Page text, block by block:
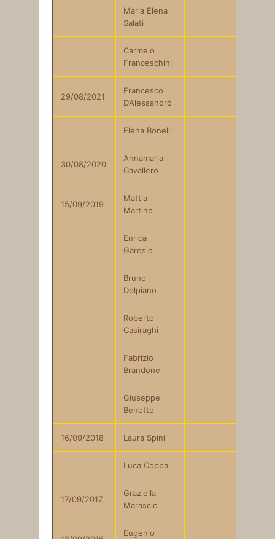
Maria Elena
Salati
Carmelo
Franceschini
29/08/2021
Francesco
D’Alessandro
Elena Bonelli
30/08/2020
Annamaria
Cavallero
15/09/2019
Mattia
Martino
Enrica
Garesio
Bruno
Delpiano
Roberto
Casiraghi
Fabrizio
Brandone
Giuseppe
Benotto
16/09/2018 Laura Spini
Luca Coppa
17/09/2017
Graziella
Marascio
Eugenio